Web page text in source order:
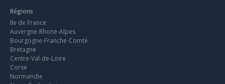
Régions
Ile de France
Auvergne-Rhone-Alpes
Bourgogne-Franche-Comté
Bretagne
Centre-Val-de-Loire
Corse
Normandie